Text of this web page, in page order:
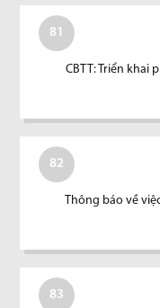
81
CBTT: Triển khai
82
Thông báo về
83